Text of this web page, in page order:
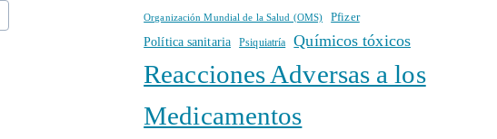
Organización Mundial de la Salud (OMS) Pfizer
Política sanitaria Psiquiatría Químicos tóxicos
Reacciones Adversas a los
Medicamentos